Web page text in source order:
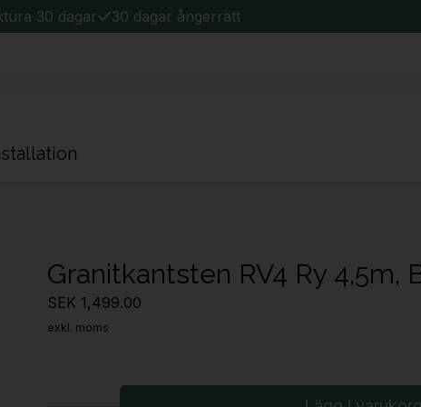
30 dagar 30 dagar ångerrätt
Granitkantsten RV4 Ry 4,5m,
SEK 1,499.00
exkl. moms